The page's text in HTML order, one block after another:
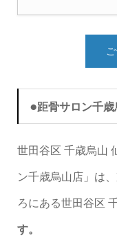
●距骨サロン千歳
世田谷区 千歳烏山
ン千歳烏山店」は
ろにある世田谷区
す。